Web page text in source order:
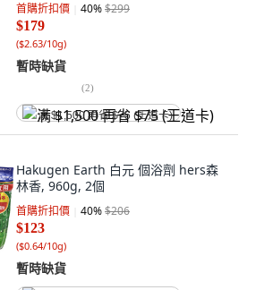
首購折扣價 40%$299
$179
($2.63/10g)
暫時缺貨
(2)
满 $1,500 再省 $75 (王道卡)
Hakugen Earth 白元 個浴劑 hers森
林香, 960g, 2個
首購折扣價 40%$206
$123
($0.64/10g)
暫時缺貨